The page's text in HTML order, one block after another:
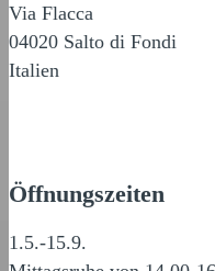
Via Flacca
04020 Salto di Fondi
Italien
Öffnungszeiten
1.5.-15.9.